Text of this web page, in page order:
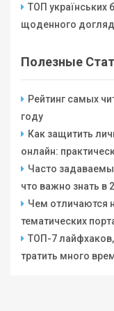
ТОП українських
щоденного
Полезные
Рейтинг самых
году
Как защитить
онлайн:
Часто
что важно знать в
Чем отличаются
тематических
ТОП-7 лайфхаков,
тратить много